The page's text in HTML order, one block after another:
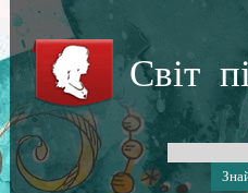
Світ